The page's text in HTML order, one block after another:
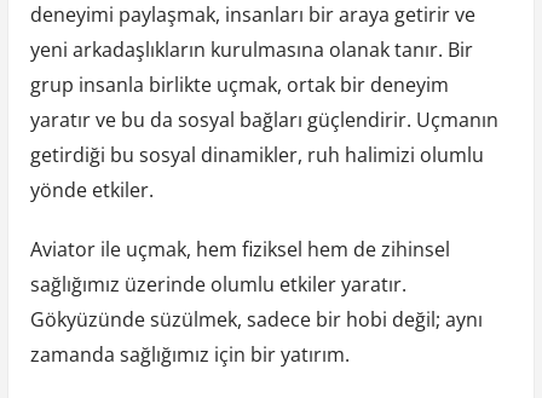
deneyimi paylaşmak, insanları bir araya getirir ve
yeni arkadaşlıkların kurulmasına olanak tanır. Bir
grup insanla birlikte uçmak, ortak bir deneyim
yaratır ve bu da sosyal bağları güçlendirir. Uçmanın
getirdiği bu sosyal dinamikler, ruh halimizi olumlu
yönde etkiler.
Aviator ile uçmak, hem fiziksel hem de zihinsel
sağlığımız üzerinde olumlu etkiler yaratır.
Gökyüzünde süzülmek, sadece bir hobi değil; aynı
zamanda sağlığımız için bir yatırım.